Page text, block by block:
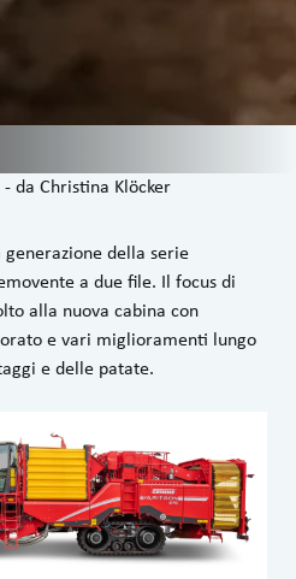
-da Christina Klöcker
della serie
a due file. Il focus di
alla nuova cabina con
e vari miglioramenti lungo
e delle patate.